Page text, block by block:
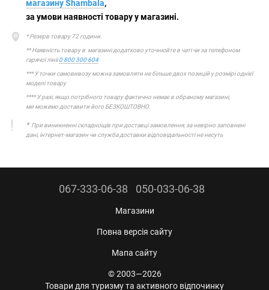
магазину Shambala,
за умови наявності товару у магазині.
* Резерв товару 72 години.
** Наявність товару в магазині додатково уточнюйте в чаті чи за телефоном
гарячої лінії0 800 300 604
*** У точки самовивозу можна замовляти не більше двох позицій у розмірі однієї
моделі товару
**** У разі, якщо потрібного товару фактично немає в обраному магазині,
ми можемо доставити його БЕЗКОШТОВНО.
*При виникненні складнощів при доставці замовлення, за невірно заповнені
дані, інтернет-магазин чи служба доставки відповідальності не несуть
067-333-06-38 050-033-06-38
Магазини
Повна версія сайту
Мапа сайту
© 2003—2026
Товари для туризму та активного відпочинку